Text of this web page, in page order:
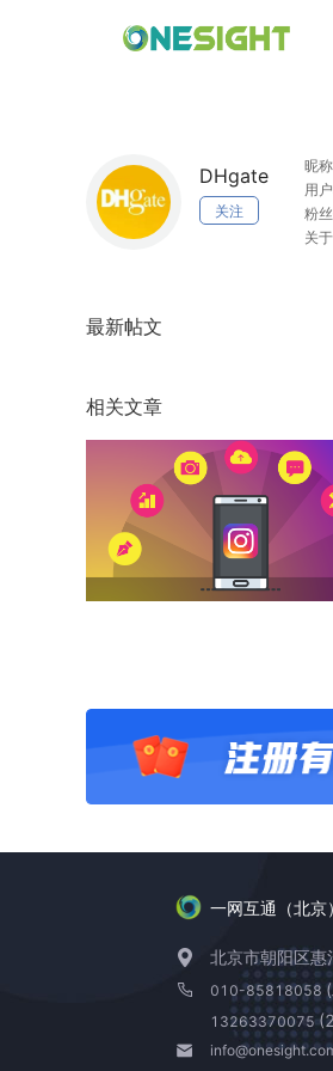
DHgate
关注
昵
用
粉
关
最新帖文
相关文章
一网互通（北京
北京市朝阳区
010-85818058
13263370075